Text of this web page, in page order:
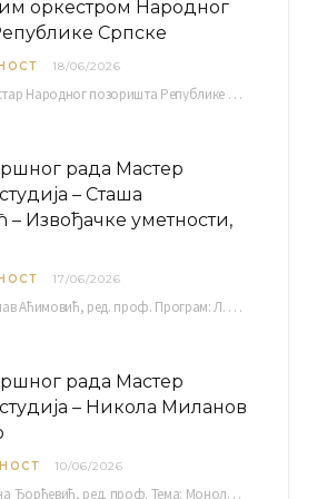
оркестром Народног
Српске
18/06/2026
Симфонијски оркестар Народног позоришта Републике Српске расписује јавни позив за учешће у пројекту „CRESCENDO: Нова…
рада Мастер
– Сташа
– Извођачке уметности,
17/06/2026
Ментор: Мр Драгослав Аћимовић, ред. проф. Програм: Л. Ван Бетовен: Соната оп. 31 бр. 2 у…
рада Мастер
– Никола Миланов
10/06/2026
Ментор: Мр Катарина Ђорђевић, ред. проф. Тема: Монолог емоција Среда, 17. 06. 2026. у 15:30 сати Сала бр. 12 Факултета уметности у Нишу, Кнегиње…